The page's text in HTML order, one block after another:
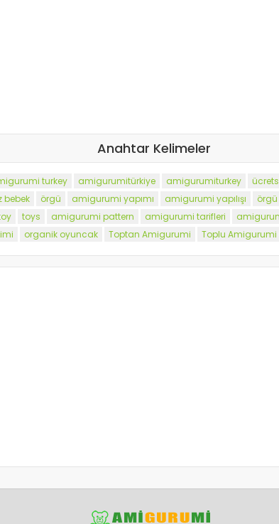
Anahtar Kelimeler
turkey amigurumitürkiye amigurumiturkey
bebek örgü amigurumi yapımı amigurumi yapılışı
toys amigurumi pattern amigurumi tarifleri
organik oyuncak Toptan Amigurumi Toplu Amigurumi